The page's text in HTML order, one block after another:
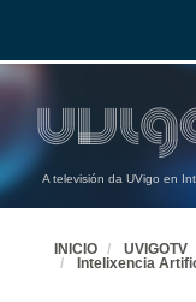
A televisión da UVigo en
INICIO UVIGOTV
Intelixencia